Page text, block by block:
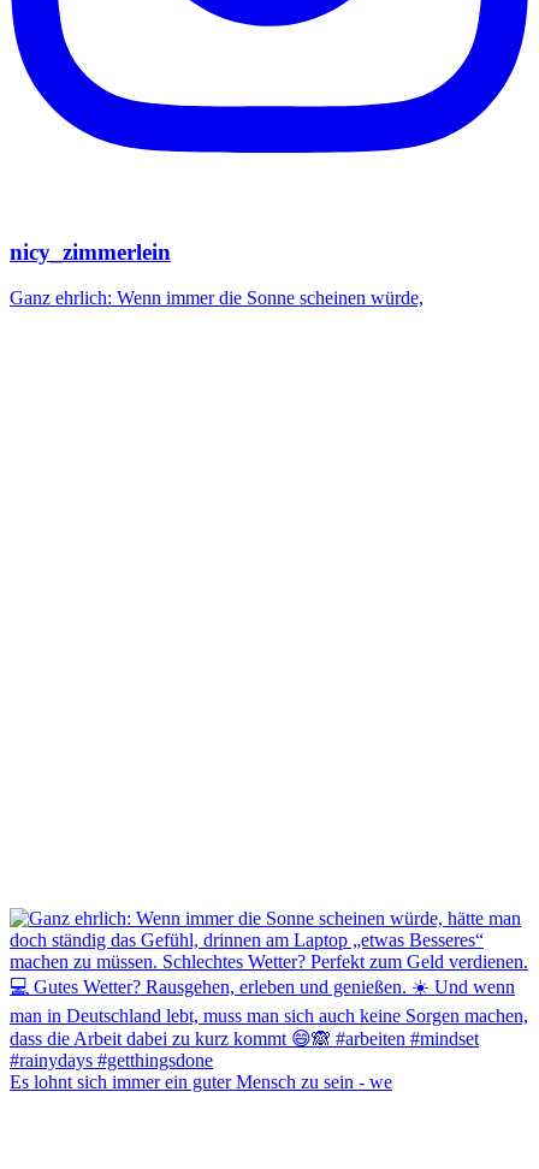
nicy_zimmerlein
Ganz ehrlich: Wenn immer die Sonne scheinen würde,
Es lohnt sich immer ein guter Mensch zu sein - we